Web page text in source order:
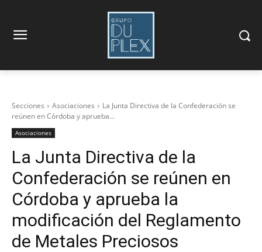
Secciones Asociaciones
La Junta Directiva de la Confederación se
reúnen en Córdoba y aprueba...
Asociaciones
La Junta Directiva de la
Confederación se reúnen en
Córdoba y aprueba la
modificación del Reglamento
de Metales Preciosos